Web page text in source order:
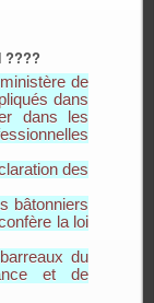
????
de
dans
dans les
des
bâtonniers
la loi
du
et de